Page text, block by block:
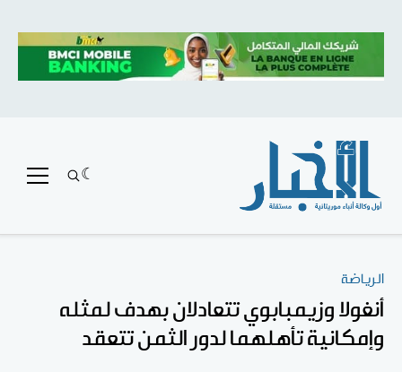
الرياضة
أنغولا وزيمبابوي تتعادلان بهدف لمثله
وإمكانية تأهلهما لدور الثمن تتعقد